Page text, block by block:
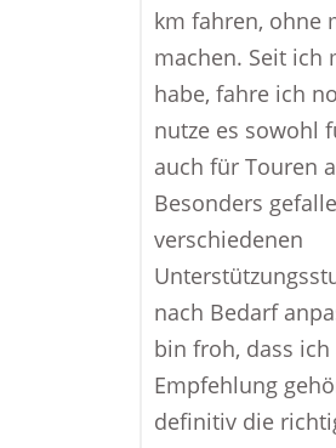
km fahren, ohne
machen. Seit ich
habe, fahre ich
nutze es sowohl
auch für Touren
Besonders
verschiedenen
nach Bedarf
bin froh, dass
Empfehlung
definitiv die